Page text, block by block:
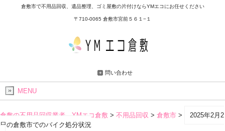
倉敷市で不用品回収、遺品整理、ゴミ屋敷の片付けならYMエコにお任せください
〒710-0065 倉敷市宮前５６１−１
問い合わせ
MENU
倉敷の不用品回収業者 YMエコ倉敷 > 不用品回収 > 倉敷市 >
2025年2月2
日の倉敷市でのバイク処分状況